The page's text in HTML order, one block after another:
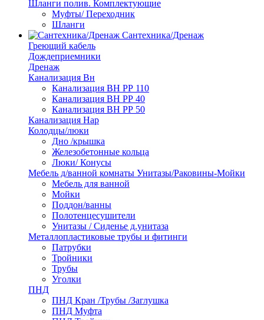
Шланги полив. Комплектующие
Муфты/ Переходник
Шланги
Сантехника/Дренаж
Греющий кабель
Дождеприемники
Дренаж
Канализация Вн
Канализация ВН РР 110
Канализация ВН РР 40
Канализация ВН РР 50
Канализация Нар
Колодцы/люки
Дно /крышка
Железобетонные кольца
Люки/ Конусы
Мебель д/ванной комнаты Унитазы/Раковины-Мойки
Мебель для ванной
Мойки
Поддон/ванны
Полотенцесушители
Унитазы / Сиденье д.унитаза
Металлопластиковые трубы и фитинги
Патрубки
Тройники
Трубы
Уголки
ПНД
ПНД Кран /Трубы /Заглушка
ПНД Муфта